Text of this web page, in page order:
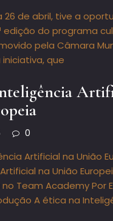
26 de abril, tive a
edição do programa
pela Câmara
iniciativa, que
0
Artificial na União
na União
Team Academy Por
A ética na